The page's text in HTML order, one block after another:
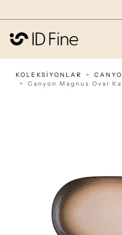
KOLEKSİYONLAR
Canyon Magnus Oval